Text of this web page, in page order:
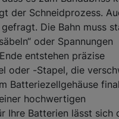
der Schneidprozess.
Die Bahn muss
oder Spannungen
entstehen präzise
oder -Stapel, die
Batteriezellgehäuse
hochwertigen
Ihre Batterien lässt sich